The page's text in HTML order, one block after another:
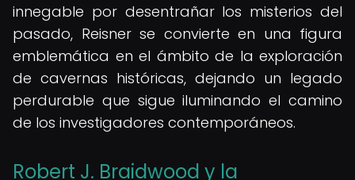
innegable por desentrañar los misterios del
pasado, Reisner se convierte en una figura
emblemática en el ámbito de la exploración
de cavernas históricas, dejando un legado
perdurable que sigue iluminando el camino
de los investigadores contemporáneos.
Robert J. Braidwood y la